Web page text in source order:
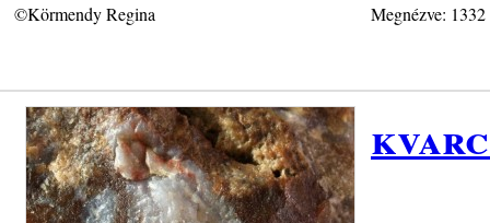
©Körmendy Regina Megnézve: